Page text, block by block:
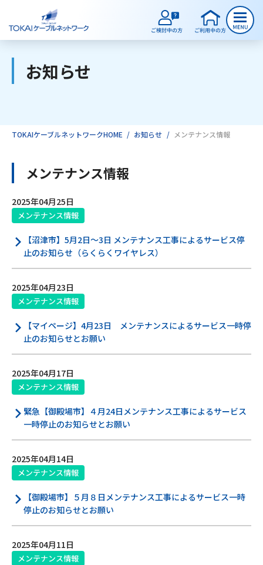
ご検討中のお客様
サービスのご案内
テレビ
動画配信
対応エリア
お電話でのお問い合わせ
お知らせ
TOKAIケーブルネットワークHOME お知らせ メンテナンス情報
メンテナンス情報
2025年04月25日
メンテナンス情報
【沼津市】5月2日～3日 メンテナンス工事によるサービス停
止のお知らせ（らくらくワイヤレス）
2025年04月23日
メンテナンス情報
【マイページ】4月23日 メンテナンスによるサービス一時停
止のお知らせとお願い
2025年04月17日
メンテナンス情報
緊急【御殿場市】４月24日メンテナンス工事によるサービス
一時停止のお知らせとお願い
2025年04月14日
メンテナンス情報
【御殿場市】５月８日メンテナンス工事によるサービス一時
停止のお知らせとお願い
2025年04月11日
メンテナンス情報